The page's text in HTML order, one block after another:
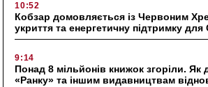
10:52
Кобзар домовляється із Червоним
укриття та енергетичну підтримку
9:14
Понад 8 мільйонів книжок згоріли. Як
«Ранку» та іншим видавництвам